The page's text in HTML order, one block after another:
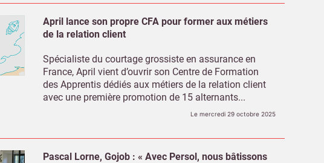
April lance son propre CFA pour former aux métiers
de la relation client
Spécialiste du courtage grossiste en assurance en
France, April vient d’ouvrir son Centre de Formation
des Apprentis dédiés aux métiers de la relation client
avec une première promotion de 15 alternants...
Le mercredi 29 octobre 2025
Pascal Lorne, Gojob : « Avec Persol, nous bâtissons